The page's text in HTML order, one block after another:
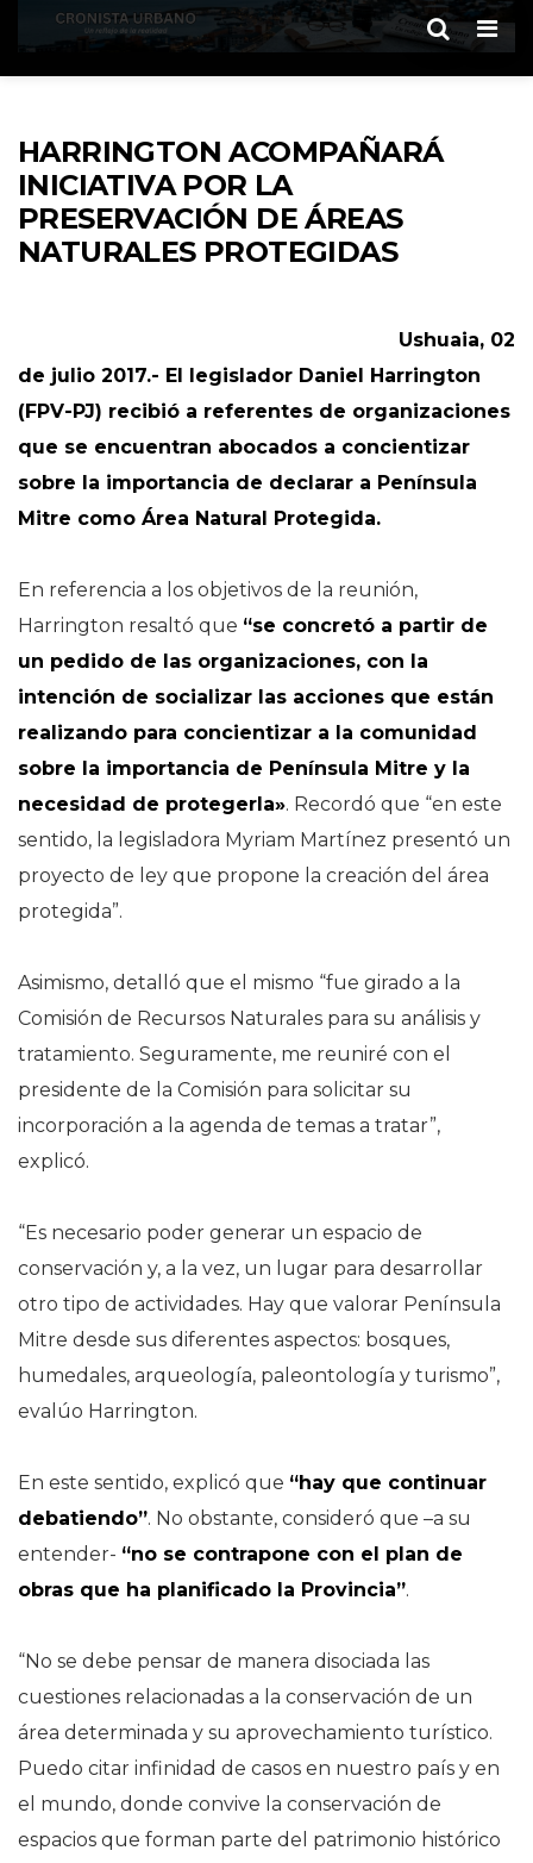
HARRINGTON ACOMPAÑARÁ
INICIATIVA POR LA
PRESERVACIÓN DE ÁREAS
NATURALES PROTEGIDAS
Ushuaia, 02
de julio 2017.- El legislador Daniel Harrington
(FPV-PJ) recibió a referentes de organizaciones
que se encuentran abocados a concientizar
sobre la importancia de declarar a Península
Mitre como Área Natural Protegida.
En referencia a los objetivos de la reunión,
Harrington resaltó que “se concretó a partir de
un pedido de las organizaciones, con la
intención de socializar las acciones que están
realizando para concientizar a la comunidad
sobre la importancia de Península Mitre y la
necesidad de protegerla». Recordó que “en este
sentido, la legisladora Myriam Martínez presentó un
proyecto de ley que propone la creación del área
protegida”.
Asimismo, detalló que el mismo “fue girado a la
Comisión de Recursos Naturales para su análisis y
tratamiento. Seguramente, me reuniré con el
presidente de la Comisión para solicitar su
incorporación a la agenda de temas a tratar”,
explicó.
“Es necesario poder generar un espacio de
conservación y, a la vez, un lugar para desarrollar
otro tipo de actividades. Hay que valorar Península
Mitre desde sus diferentes aspectos: bosques,
humedales, arqueología, paleontología y turismo”,
evalúo Harrington.
En este sentido, explicó que “hay que continuar
debatiendo”. No obstante, consideró que –a su
entender- “no se contrapone con el plan de
obras que ha planificado la Provincia”.
“No se debe pensar de manera disociada las
cuestiones relacionadas a la conservación de un
área determinada y su aprovechamiento turístico.
Puedo citar infinidad de casos en nuestro país y en
el mundo, donde convive la conservación de
espacios que forman parte del patrimonio histórico